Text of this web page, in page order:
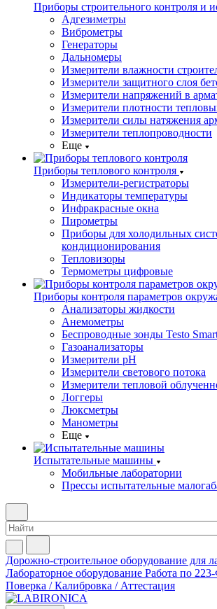
Приборы строительного контроля и
Адгезиметры
Виброметры
Генераторы
Дальномеры
Измерители влажности
Измерители защитного слоя
Измерители напряжений в
Измерители плотности
Измерители силы натяжения
Измерители теплопроводности
Еще
Приборы теплового контроля
Измерители-регистраторы
Индикаторы температуры
Инфракрасные окна
Пирометры
Приборы для холодильных
кондиционирования
Тепловизоры
Термометры цифровые
Приборы контроля параметров
Анализаторы жидкости
Анемометры
Беспроводные зонды Testo
Газоанализаторы
Измерители pH
Измерители светового потока
Измерители тепловой
Логгеры
Люксметры
Манометры
Еще
Испытательные машины
Мобильные лаборатории
Прессы испытательные
Дорожно-строительное оборудование для
Лабораторное оборудование Работа по
Поверка / Калибровка / Аттестация